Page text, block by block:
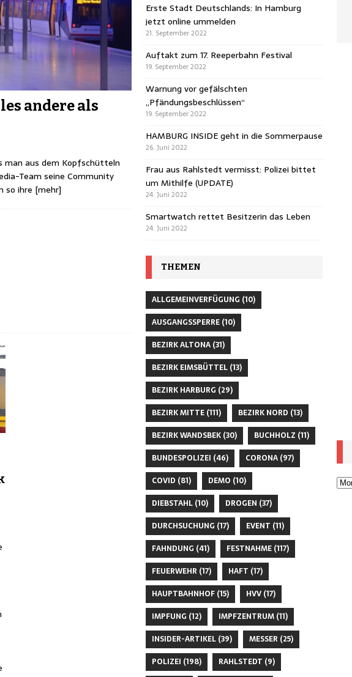
andere als
man aus dem Kopfschütteln
Team seine Community
so ihre [mehr]
Erste Stadt Deutschlands: In Hamburg
jetzt online ummelden
21. September 2022
Auftakt zum 17. Reeperbahn Festival
19. September 2022
Warnung vor gefälschten
„Pfändungsbeschlüssen“
19. September 2022
HAMBURG INSIDE geht in die Sommerpause
26. Juni 2022
Frau aus Rahlstedt vermisst: Polizei bittet
um Mithilfe (UPDATE)
24. Juni 2022
Smartwatch rettet Besitzerin das Leben
24. Juni 2022
THEMEN
ALLGEMEINVERFÜGUNG (10)
AUSGANGSSPERRE(10)
BEZIRK ALTONA(31)
BEZIRK EIMSBÜTTEL(13)
BEZIRK HARBURG (29)
BEZIRK MITTE(111) BEZIRK NORD (13)
BEZIRK WANDSBEK(30) BUCHHOLZ (11)
BUNDESPOLIZEI (46) CORONA(97)
COVID (81) DEMO (10)
DIEBSTAHL(10) DROGEN (37)
DURCHSUCHUNG (17) EVENT (11)
FAHNDUNG (41) FESTNAHME(117)
FEUERWEHR (17) HAFT (17)
HAUPTBAHNHOF(15) HVV(17)
IMPFUNG (12) IMPFZENTRUM(11)
INSIDER-ARTIKEL(39) MESSER (25)
POLIZEI (198) RAHLSTEDT (9)